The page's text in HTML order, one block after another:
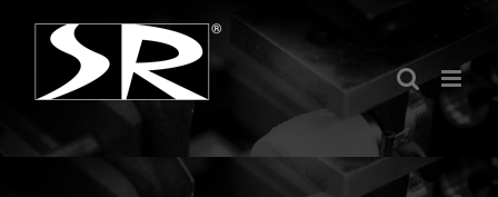
contenuto